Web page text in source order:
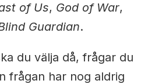
of Us, God of War,
Guardian.
du välja då, frågar du
frågan har nog aldrig